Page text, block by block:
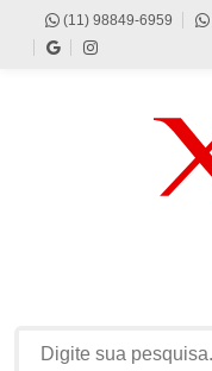
(11) 98849-6959